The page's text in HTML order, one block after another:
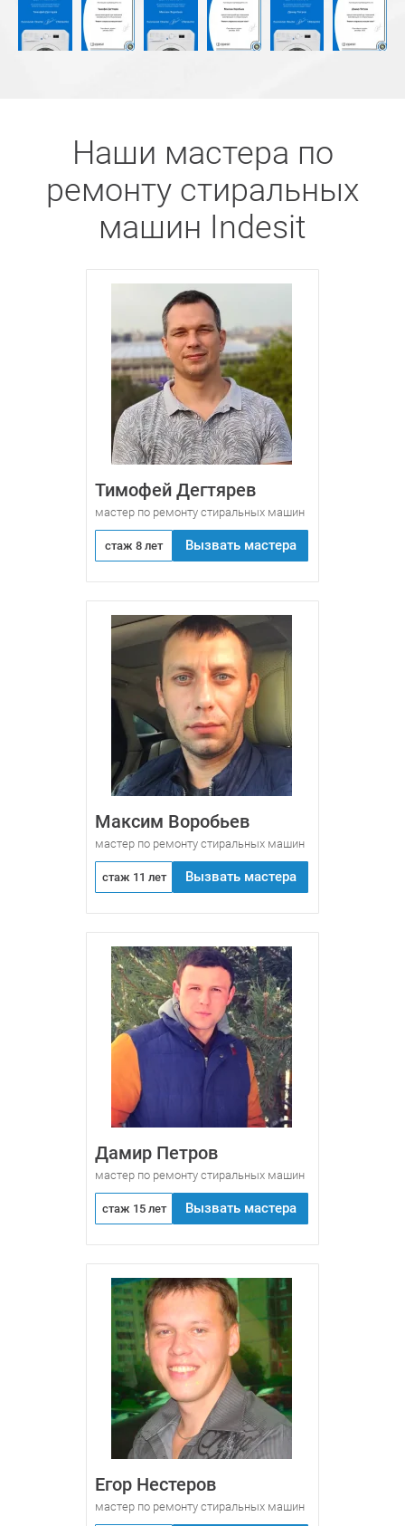
Наши мастера по
ремонту стиральных
машин Indesit
Тимофей Дегтярев
мастер по ремонту стиральных машин
стаж 8 лет Вызвать мастера
Максим Воробьев
мастер по ремонту стиральных машин
стаж 11 лет Вызвать мастера
Дамир Петров
мастер по ремонту стиральных машин
стаж 15 лет Вызвать мастера
Егор Нестеров
мастер по ремонту стиральных машин